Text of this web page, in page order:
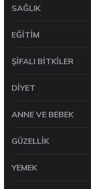
SAĞLIK
EĞITIM
ŞIFALI BITKILER
DIYET
ANNE VE BEBEK
GÜZELLIK
YEMEK